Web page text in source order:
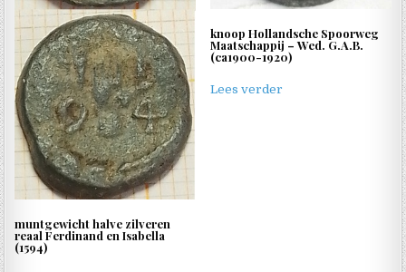
muntgewicht halve zilveren
reaal Ferdinand en Isabella
(1594)
knoop Hollandsche Spoorweg
Maatschappij – Wed. G.A.B.
(ca1900-1920)
Lees verder